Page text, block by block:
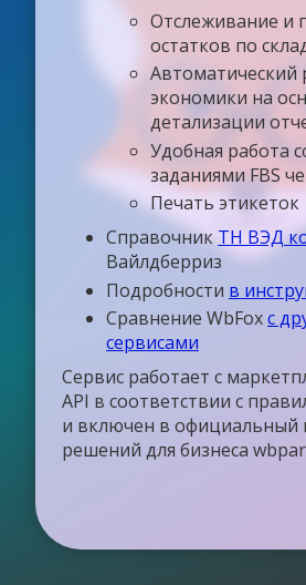
Отслеживание и
остатков по
Автоматический
экономики на
детализации
Удобная работа
заданиями FBS
Печать этикеток
Справочник ТН ВЭД
Вайлдберриз
Подробности в
Сравнение WbFoxс
сервисами
Сервис работает с
API в соответствии с
и включен в официальный
решений для бизнеса